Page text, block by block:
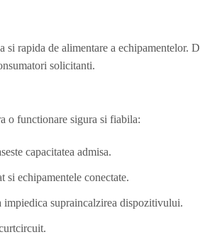
rapida de alimentare a echipamentelor.
solicitanti.
o functionare sigura si fiabila:
capacitatea admisa.
si echipamentele conectate.
supraincalzirea dispozitivului.